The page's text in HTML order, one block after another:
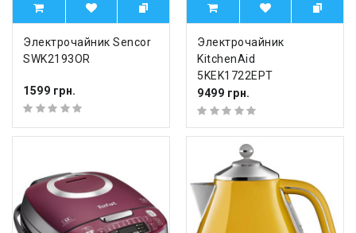
Электрочайник Sencor
SWK2193OR
1599 грн.
Электрочайник
KitchenAid
5KEK1722EPT
9499 грн.